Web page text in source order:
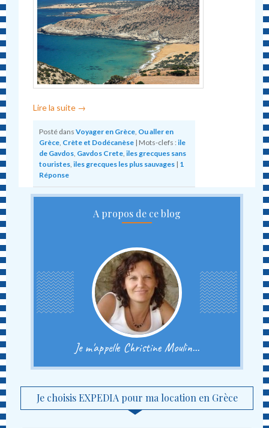
Lire la suite →
Posté dans Voyager en Grèce Ou aller en
Grèce Crète et Dodécanèse | Mots-clefs : ile
de Gavdos Gavdos Crete ,iles grecques sans
touristes ,iles grecques les plus sauvages | 1
Réponse
A propos de ce blog
Je m'appelle Christine Moulin...
Je choisis EXPEDIA pour ma location en Grèce